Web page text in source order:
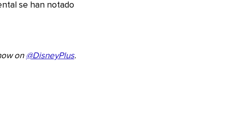
se han notado
on @DisneyPlus.